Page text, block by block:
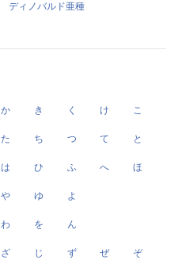
ディノバルド亜種
か き く け こ
た ち つ て と
は ひ ふ へ ほ
や ゆ よ
わ を ん
ざ じ ず ぜ ぞ